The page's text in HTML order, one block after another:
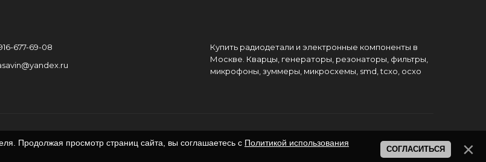
677-69-08
Купить радиодетали и электронные компоненты в
Москве. Кварцы, генераторы, резонаторы, фильтры,
микрофоны, зуммеры, микросхемы, smd, tcxo, ocxo
Продолжая просмотр страниц сайта, вы соглашаетесь с Политикой использования
СОГЛАСИТЬСЯ